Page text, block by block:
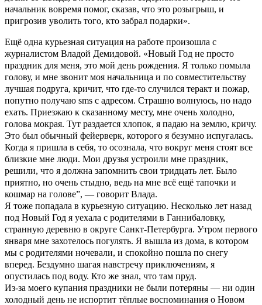
начальник вовремя помог, сказав, что это розыгрыш, и
пригрозив уволить того, кто забрал подарки».
Ещё одна курьезная ситуация на работе произошла с
журналистом Владой Демидовой. «Новый Год не просто
праздник для меня, это мой день рождения. Я только помыла
голову, и мне звонит моя начальница и по совместительству
лучшая подруга, кричит, что где-то случился теракт и пожар,
попутно получаю sms с адресом. Страшно волнуюсь, но надо
ехать. Приезжаю к сказанному месту, мне очень холодно,
голова мокрая. Тут раздается хлопок, я падаю на землю, кричу.
Это был обычный фейерверк, которого я безумно испугалась.
Когда я пришла в себя, то осознала, что вокруг меня стоят все
близкие мне люди. Мои друзья устроили мне праздник,
решили, что я должна запомнить свои тридцать лет. Было
приятно, но очень стыдно, ведь на мне всё ещё тапочки и
кошмар на голове”, — говорит Влада.
Я тоже попадала в курьезную ситуацию. Несколько лет назад
под Новый Год я уехала с родителями в Ганнибаловку,
странную деревню в округе Санкт-Петербурга. Утром первого
января мне захотелось погулять. Я вышла из дома, в котором
мы с родителями ночевали, и спокойно пошла по снегу
вперед. Бездумно шагая навстречу приключениям, я
опустилась под воду. Кто же знал, что там пруд.
Из-за моего купания праздники не были потеряны — ни один
холодный день не испортит тёплые воспоминания о Новом